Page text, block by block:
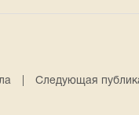
Следующая